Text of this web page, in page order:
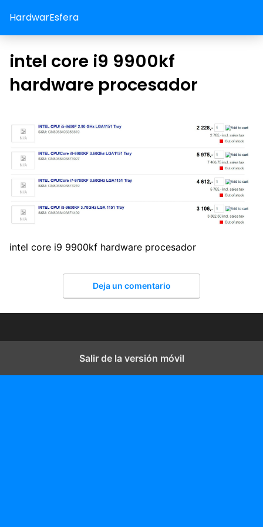
HardwarEsfera
intel core i9 9900kf
hardware procesador
intel core i9 9900kf hardware procesador
Deja un comentario
Salir de la versión móvil